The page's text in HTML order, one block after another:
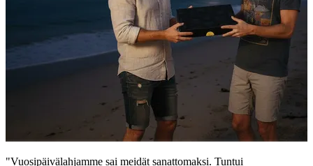
"Vuosipäivälahjamme sai meidät sanattomaksi. Tuntui